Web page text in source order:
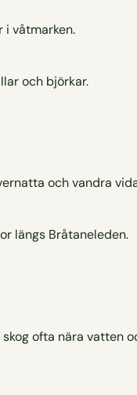
i våtmarken.
och vandra
ofta nära vatten